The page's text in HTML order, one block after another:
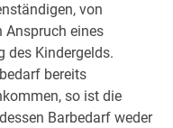
von
Anspruch eines
des Kindergelds.
bereits
so ist die
Barbedarf weder